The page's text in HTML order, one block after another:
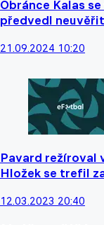
Obránce Kalas
předvedl
21.09.2024 10:20
Pavard režíroval
Hložek se trefil
12.03.2023 20:40